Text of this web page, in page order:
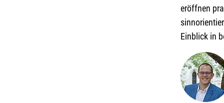
eröffnen
Einblick in